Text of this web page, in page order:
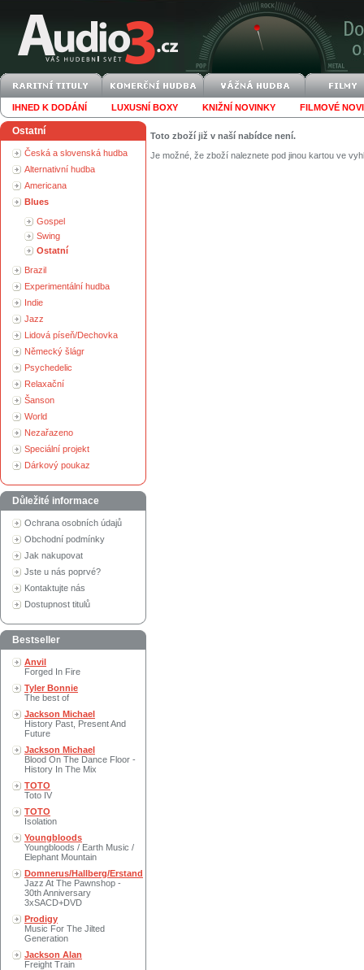
IHNED K DODÁNÍ LUXUSNÍ BOXY KNIŽNÍ NOVINKY FILMOVÉ
Ostatní
Česká a slovenská hudba
Alternativní hudba
Americana
Blues
Gospel
Swing
Ostatní
Brazil
Experimentální hudba
Indie
Jazz
Lidová píseň/Dechovka
Německý šlágr
Psychedelic
Relaxační
Šanson
World
Nezařazeno
Speciální projekt
Dárkový poukaz
Důležité informace
Ochrana osobních údajů
Obchodní podmínky
Jak nakupovat
Jste u nás poprvé?
Kontaktujte nás
Dostupnost titulů
Bestseller
Anvil
Forged In Fire
Tyler Bonnie
The best of
Jackson Michael
History Past, Present And
Future
Jackson Michael
Blood On The Dance Floor -
History In The Mix
TOTO
Toto IV
TOTO
Isolation
Youngbloods
Youngbloods / Earth Music /
Elephant Mountain
Domnerus/Hallberg/Erstand
Jazz At The Pawnshop -
30th Anniversary
3xSACD+DVD
Prodigy
Music For The Jilted
Generation
Jackson Alan
Freight Train
Toto zboží již v naší nabídce není.
Je možné, že zboží naleznete pod jinou kartou ve